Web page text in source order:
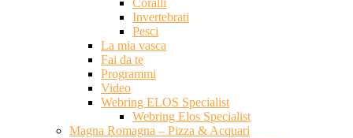
Coralli
Invertebrati
Pesci
La mia vasca
Fai da te
Programmi
Video
Webring ELOS Specialist
Webring Elos Specialist
Magna Romagna – Pizza & Acquari